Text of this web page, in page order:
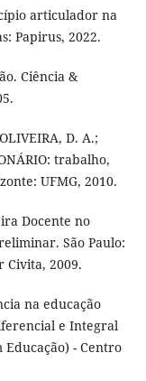
articulador na
Papirus, 2022.
Ciência &
D. A.;
trabalho,
UFMG, 2010.
Docente no
São Paulo:
Civita, 2009.
na educação
e Integral
Educação) - Centro